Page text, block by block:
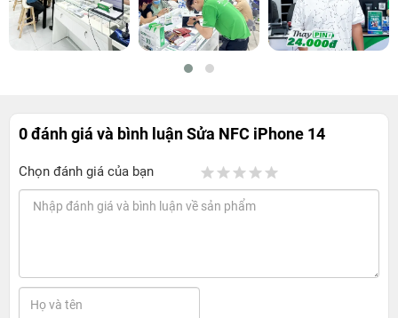
0 đánh giá và bình luậnSửa NFC iPhone 14
Chọn đánh giá của bạn